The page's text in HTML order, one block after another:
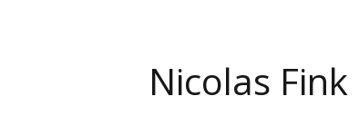
Nicolas